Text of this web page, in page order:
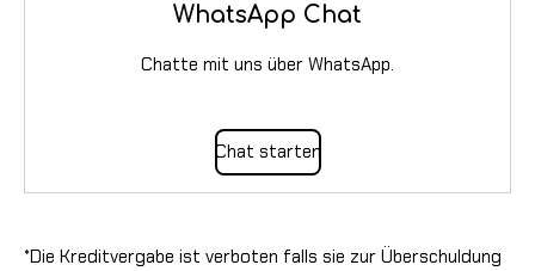
WhatsApp Chat
Chatte mit uns über WhatsApp.
Chat starten
*Die Kreditvergabe ist verboten falls sie zur Überschuldung